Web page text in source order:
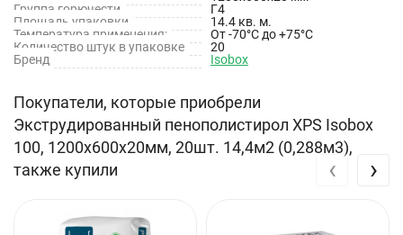
Технические характеристики
Тип товара: Экструдированный пенополистирол
Длина: 1200 мм
Ширина: 600 мм
Теплопроводность: 0.036 Вт/(м*К)
Группа горючести
Г4
Площадь упаковки
14.4 кв. м.
Температура применения:
От -70°C до +75°C
Количество штук в упаковке
20
Бренд
Isobox
Покупатели, которые приобрели
Экструдированный пенополистирол XPS Isobox
100, 1200х600х20мм, 20шт. 14,4м2 (0,288м3),
также купили
‹ ›